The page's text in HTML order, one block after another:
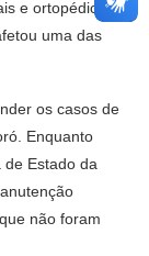
e ortopédicas,
uma das
os casos de
Enquanto
Estado da
não foram